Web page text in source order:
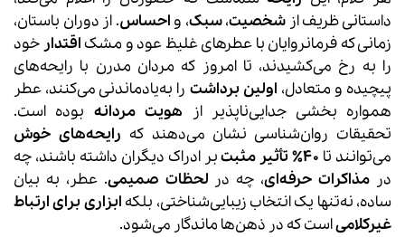
داستانی ظریف از شخصیت،سبک، و احساس. از دوران باستان،
زمانی که فرمانروایان با عطرهای غلیظ عود و مشک اقتدار خود
را به رخ می‌کشیدند، تا امروز که مردان مدرن با رایحه‌های
پیچیده و متعادل، اولین برداشت را به‌یادماندنی می‌کنند، عطر
همواره بخشی جدایی‌ناپذیر از هویت مردانه بوده است.
تحقیقات روان‌شناسی نشان می‌دهند که رایحه‌های خوش
می‌توانند تا ۴۰٪ تأثیر مثبت
بر ادراک دیگران داشته باشند، چه
در مذاکرات حرفه‌ای، چه در لحظات صمیمی. عطر، به بیان
ساده، نه‌تنها یک انتخاب زیبایی‌شناختی، بلکه ابزاری برای ارتباط
غیرکلامیاست که در ذهن‌ها ماندگار می‌شود.